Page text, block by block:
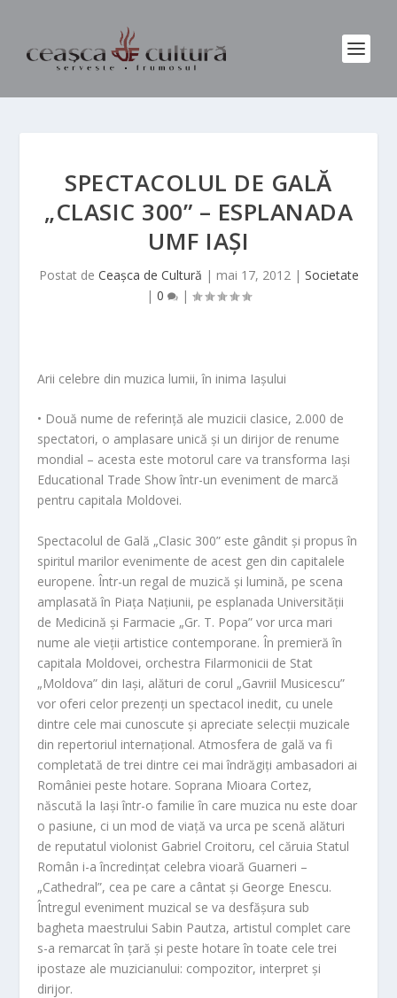
SPECTACOLUL DE GALĂ
„CLASIC 300” – ESPLANADA
UMF IAȘI
Postat de Ceașca de Cultură | mai 17, 2012| Societate
| 0 |
Arii celebre din muzica lumii, în inima Iașului
• Două nume de referință ale muzicii clasice, 2.000 de
spectatori, o amplasare unică și un dirijor de renume
mondial – acesta este motorul care va transforma Iași
Educational Trade Show într-un eveniment de marcă
pentru capitala Moldovei.
Spectacolul de Gală „Clasic 300” este gândit și propus în
spiritul marilor evenimente de acest gen din capitalele
europene. Într-un regal de muzică și lumină, pe scena
amplasată în Piața Națiunii, pe esplanada Universității
de Medicină și Farmacie „Gr. T. Popa” vor urca mari
nume ale vieții artistice contemporane. În premieră în
capitala Moldovei, orchestra Filarmonicii de Stat
„Moldova” din Iași, alături de corul „Gavriil Musicescu”
vor oferi celor prezenți un spectacol inedit, cu unele
dintre cele mai cunoscute și apreciate selecții muzicale
din repertoriul internațional. Atmosfera de gală va fi
completată de trei dintre cei mai îndrăgiți ambasadori ai
României peste hotare. Soprana Mioara Cortez,
născută la Iași într-o familie în care muzica nu este doar
o pasiune, ci un mod de viață va urca pe scenă alături
de reputatul violonist Gabriel Croitoru, cel căruia Statul
Român i-a încredințat celebra vioară Guarneri –
„Cathedral”, cea pe care a cântat și George Enescu.
Întregul eveniment muzical se va desfășura sub
bagheta maestrului Sabin Pautza, artistul complet care
s-a remarcat în țară și peste hotare în toate cele trei
ipostaze ale muzicianului: compozitor, interpret și
dirijor.